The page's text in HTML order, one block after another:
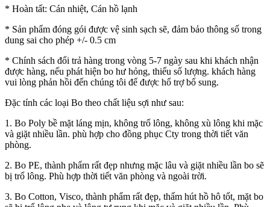
* Hoàn tất: Cán nhiệt, Cán hồ lạnh
* Sản phẩm đóng gói được vệ sinh sạch sẽ, đảm bảo thông số trong
dung sai cho phép +/- 0.5 cm
* Chính sách đổi trả hàng trong vòng 5-7 ngày sau khi khách nhận
được hàng, nếu phát hiện bo hư hỏng, thiếu số lượng. khách hàng
vui lòng phản hồi đến chúng tôi để được hổ trợ bổ sung.
Đặc tính các loại Bo theo chất liệu sợi như sau:
1. Bo Poly bề mặt láng mịn, không trổ lông, không xù lông khi mặc
và giặt nhiều lần. phù hợp cho đồng phục Cty trong thời tiết văn
phòng.
2. Bo PE, thành phẩm rất đẹp nhưng mặc lâu và giặt nhiều lần bo sẽ
bị trổ lông. Phù hợp thời tiết văn phòng và ngoài trời.
3. Bo Cotton, Visco, thành phẩm rất đẹp, thấm hút hồ hô tốt, mặt bo